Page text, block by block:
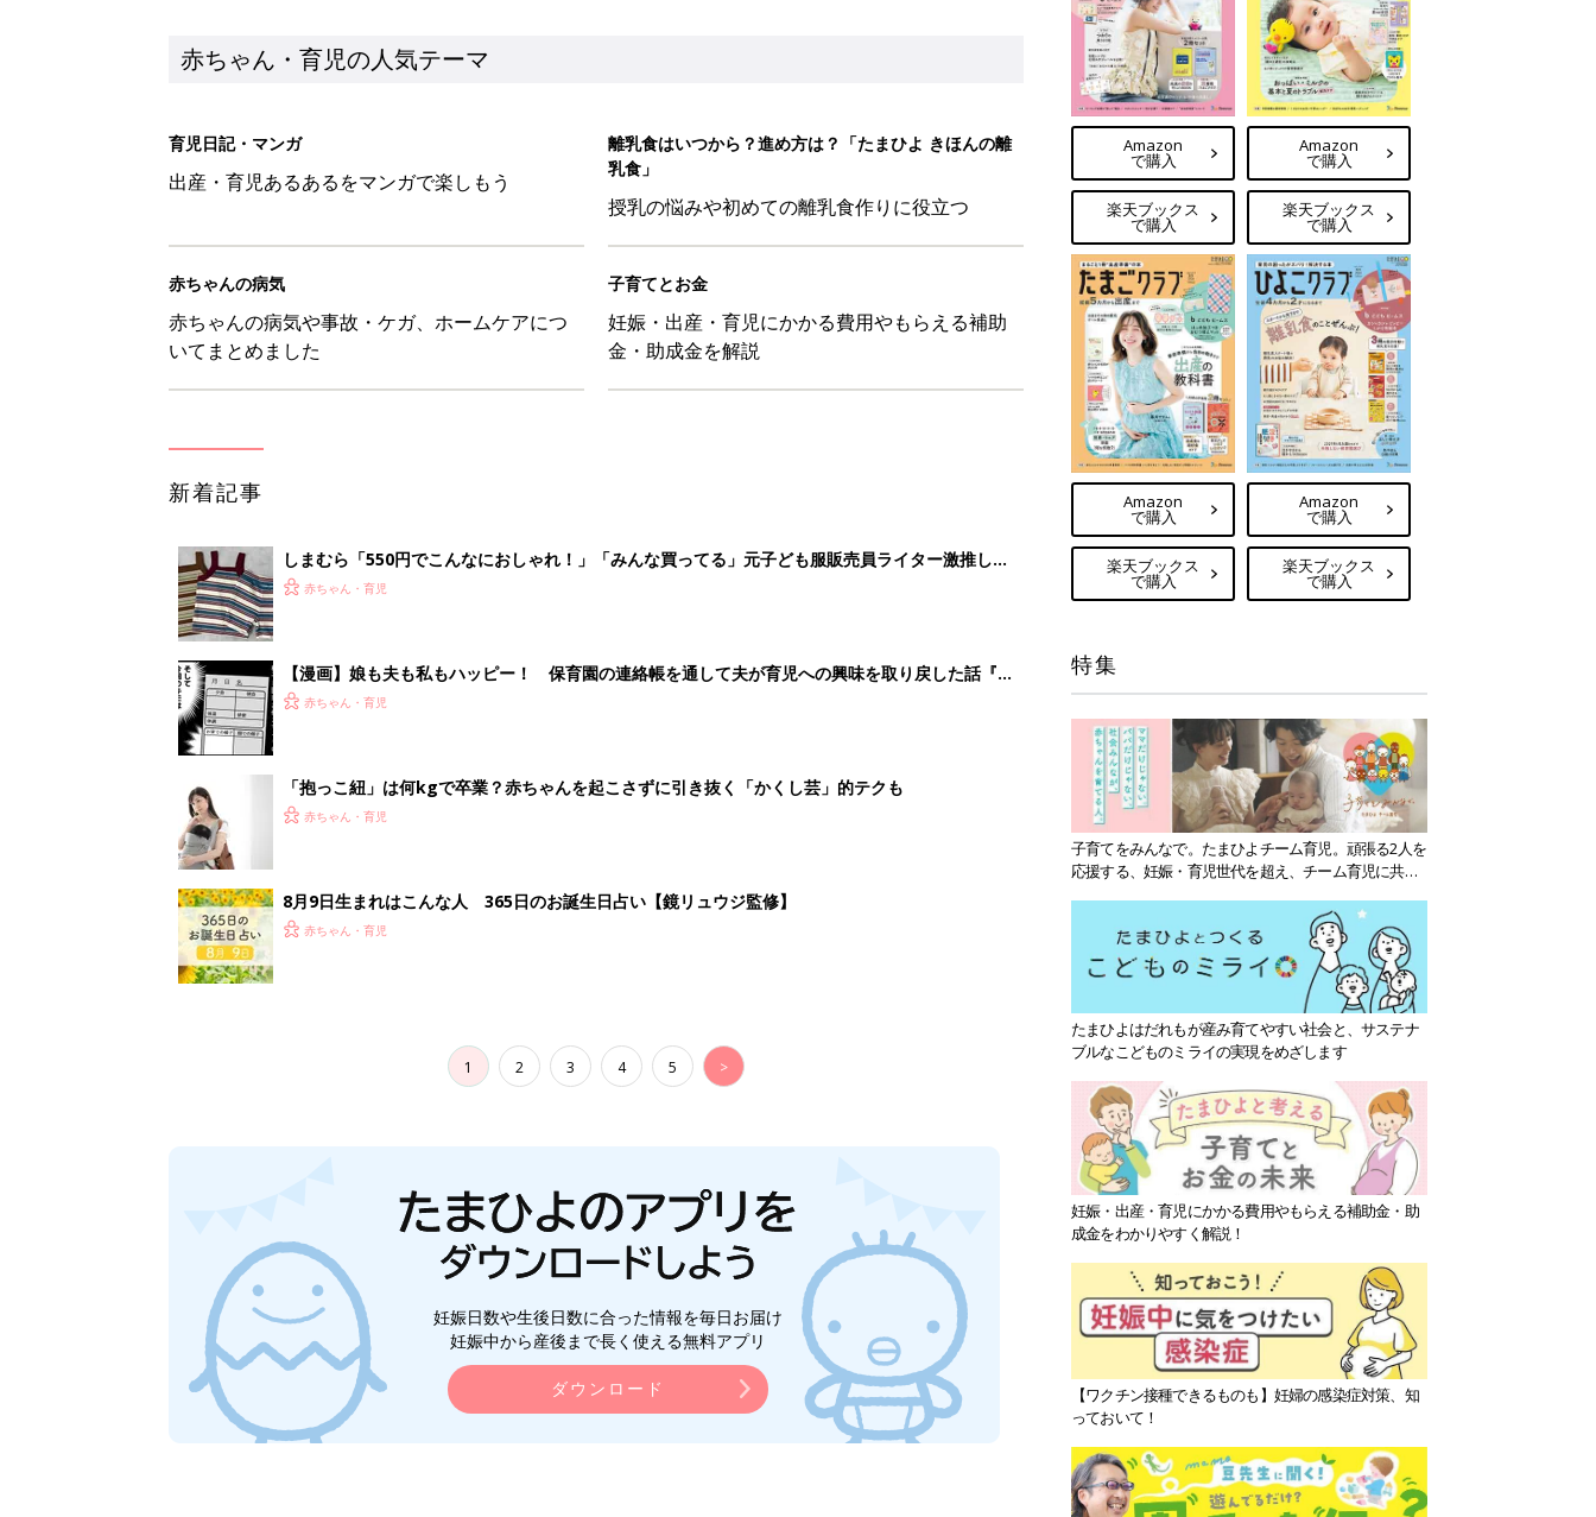
赤ちゃん・育児の人気テーマ
育児日記・マンガ
出産・育児あるあるをマンガで楽しもう
離乳食はいつから？進め方は？「たまひよ きほんの離
乳食」
授乳の悩みや初めての離乳食作りに役立つ
赤ちゃんの病気
赤ちゃんの病気や事故・ケガ、ホームケアにつ
いてまとめました
子育てとお金
妊娠・出産・育児にかかる費用やもらえる補助
金・助成金を解説
新着記事
しまむら「550円でこんなにおしゃれ！」「みんな買ってる」元子ども服販売員ライター激推し★
夏のバズりトップス4選
赤ちゃん・育児
【漫画】娘も夫も私もハッピー！ 保育園の連絡帳を通して夫が育児への興味を取り戻した話『ふ
うふう子育て ＃92』
赤ちゃん・育児
「抱っこ紐」は何kgで卒業？赤ちゃんを起こさずに引き抜く「かくし芸」的テクも
赤ちゃん・育児
8月9日生まれはこんな人 365日のお誕生日占い【鏡リュウジ監修】
赤ちゃん・育児
1 2 3 4 5 >
妊娠日数や生後日数に合った情報を毎日お届け
妊娠中から産後まで長く使える無料アプリ
ダウンロード
Amazon
で購入
楽天ブックス
で購入
Amazon
で購入
楽天ブックス
で購入
Amazon
で購入
楽天ブックス
で購入
Amazon
で購入
楽天ブックス
で購入
特集
子育てをみんなで。たまひよチーム育児。頑張る2人を
応援する、妊娠・育児世代を超え、チーム育児に共感
たまひよはだれもが産み育てやすい社会と、サステナ
ブルなこどものミライの実現をめざします
妊娠・出産・育児にかかる費用やもらえる補助金・助
成金をわかりやすく解説！
【ワクチン接種できるものも】妊婦の感染症対策、知
っておいて！